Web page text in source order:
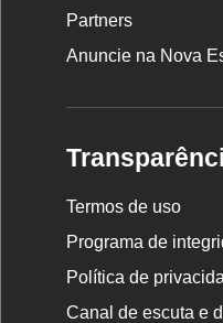
Partners
Anuncie na Nova
Termos de uso
Programa de
Política de
Canal de escuta e